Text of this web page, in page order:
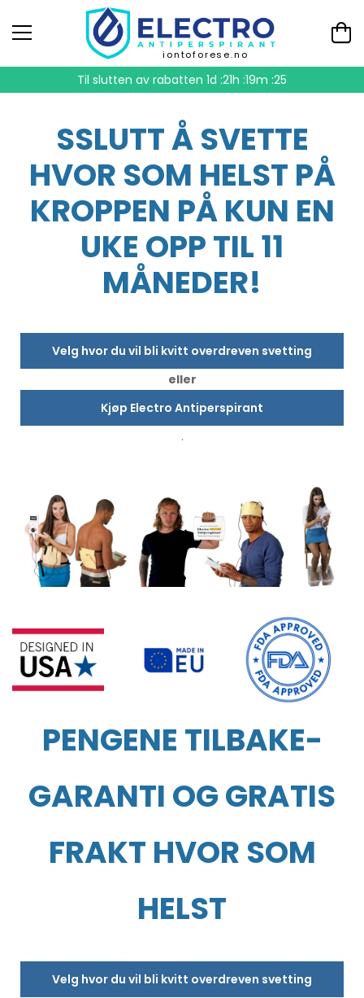
iontoforese.no
Til slutten av rabatten 1d :21h :19m :24
SSLUTT Å SVETTE
HVOR SOM HELST PÅ
KROPPEN PÅ KUN EN
UKE OPP TIL 11
MÅNEDER!
Velg hvor du vil bli kvitt overdreven svetting
eller
Kjøp Electro Antiperspirant
.
PENGENE TILBAKE-
GARANTI OG GRATIS
FRAKT HVOR SOM
HELST
Velg hvor du vil bli kvitt overdreven svetting